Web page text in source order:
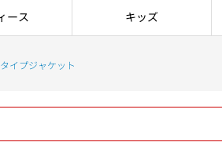
ース キッズ
イプジャケット